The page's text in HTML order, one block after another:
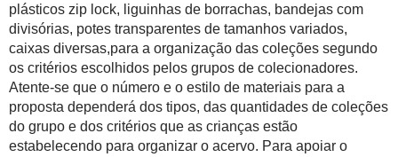
plásticos zip lock, liguinhas de borrachas, bandejas com
divisórias, potes transparentes de tamanhos variados,
caixas diversas,para a organização das coleções segundo
os critérios escolhidos pelos grupos de colecionadores.
Atente-se que o número e o estilo de materiais para a
proposta dependerá dos tipos, das quantidades de coleções
do grupo e dos critérios que as crianças estão
estabelecendo para organizar o acervo. Para apoiar o